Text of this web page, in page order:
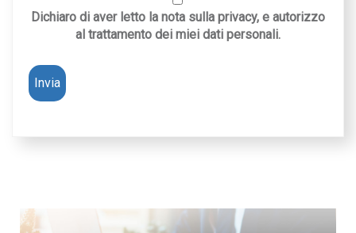
Dichiaro di aver letto la nota sulla privacy, e autorizzo
al trattamento dei miei dati personali.